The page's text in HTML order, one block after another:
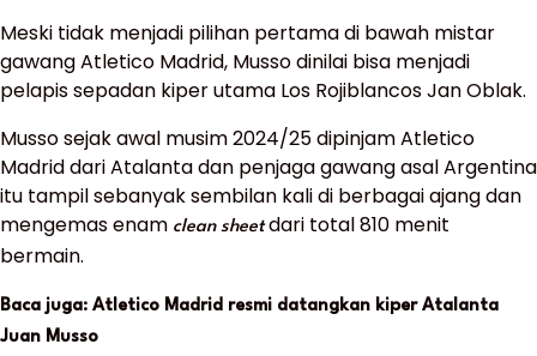
Meski tidak menjadi pilihan pertama di bawah mistar
gawang Atletico Madrid, Musso dinilai bisa menjadi
pelapis sepadan kiper utama Los Rojiblancos Jan Oblak.
Musso sejak awal musim 2024/25 dipinjam Atletico
Madrid dari Atalanta dan penjaga gawang asal Argentina
itu tampil sebanyak sembilan kali di berbagai ajang dan
mengemas enam clean sheetdari total 810 menit
bermain.
Baca juga: Atletico Madrid resmi datangkan kiper Atalanta
Juan Musso